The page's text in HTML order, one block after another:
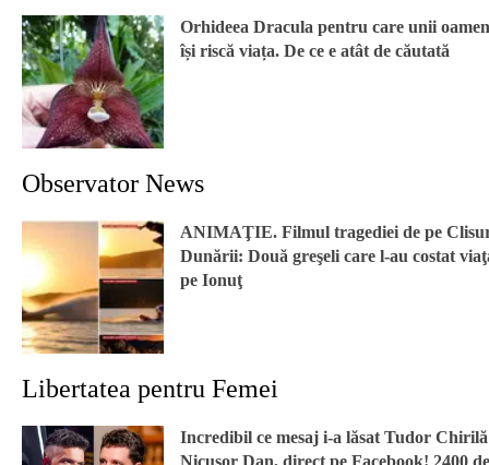
Orhideea Dracula pentru care unii
își riscă viața. De ce e atât de căutată
Observator News
ANIMAŢIE. Filmul tragediei de pe
Dunării: Două greşeli care l-au costat
pe Ionuţ
Libertatea pentru Femei
Incredibil ce mesaj i-a lăsat Tudor